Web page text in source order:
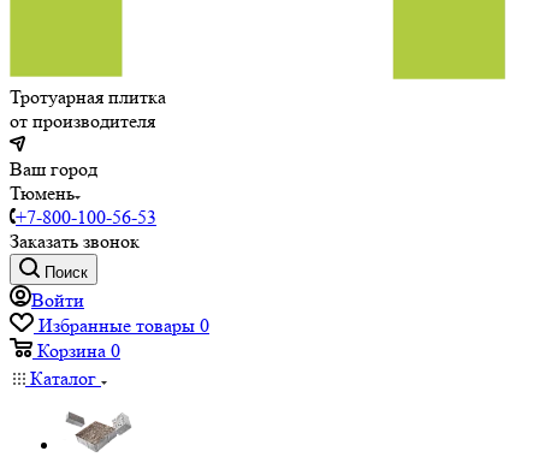
Тротуарная плитка
от производителя
Ваш город
Тюмень
+7-800-100-56-53
Заказать звонок
Поиск
Войти
Избранные товары 0
Корзина 0
Каталог